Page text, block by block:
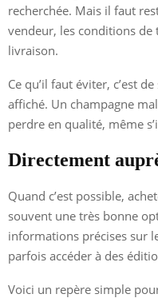
recherchée. Mais il faut
vendeur, les conditions de
livraison.
Ce qu’il faut éviter, c’est
affiché. Un champagne
perdre en qualité, même
Directement
Quand c’est possible,
souvent une très bonne
informations précises sur
parfois accéder à des
Voici un repère simple